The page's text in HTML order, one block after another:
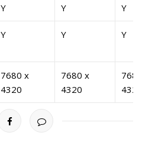
Y Y Y
Y Y Y
7680 x
4320
7680 x
4320
4320